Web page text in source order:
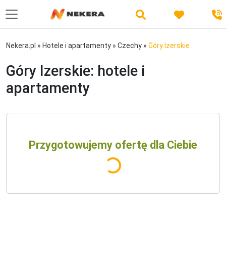
Nekera.pl » Hotele i apartamenty » Czechy » Góry Izerskie
Góry Izerskie: hotele i
apartamenty
Przygotowujemy ofertę dla Ciebie